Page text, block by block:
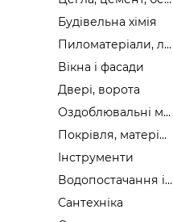
Будівельна хімія
Пиломатеріали, лісоматеріали
Вікна і фасади
Двері, ворота
Оздоблювальні матеріали
Покрівля, матеріали
Інструменти
Водопостачання і каналізація
Сантехніка